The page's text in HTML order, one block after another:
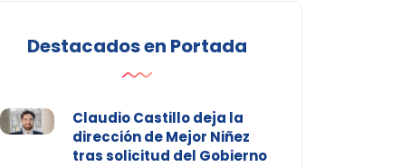
Destacados en Portada
Claudio Castillo deja la
dirección de Mejor Niñez
tras solicitud del Gobierno